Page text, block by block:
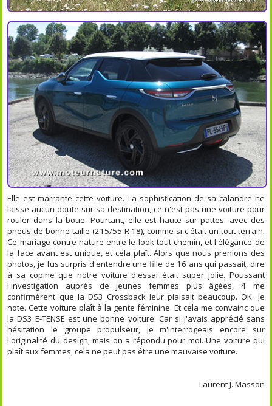
Elle est marrante cette voiture. La sophistication de sa calandre ne
laisse aucun doute sur sa destination, ce n'est pas une voiture pour
rouler dans la boue. Pourtant, elle est haute sur pattes. avec des
pneus de bonne taille (215/55 R 18), comme si c'était un tout-terrain.
Ce mariage contre nature entre le look tout chemin, et l'élégance de
la face avant est unique, et cela plaît. Alors que nous prenions des
photos, je fus surpris d'entendre une fille de 16 ans qui passait, dire
à sa copine que notre voiture d'essai était super jolie. Poussant
l'investigation auprès de jeunes femmes plus âgées, 4 me
confirmèrent que la DS3 Crossback leur plaisait beaucoup. OK. Je
note. Cette voiture plaît à la gente féminine. Et cela me convainc que
la DS3 E-TENSE est une bonne voiture. Car si j'avais apprécié sans
hésitation le groupe propulseur, je m'interrogeais encore sur
l'originalité du design, mais on a répondu pour moi. Une voiture qui
plaît aux femmes, cela ne peut pas être une mauvaise voiture.
Laurent J. Masson